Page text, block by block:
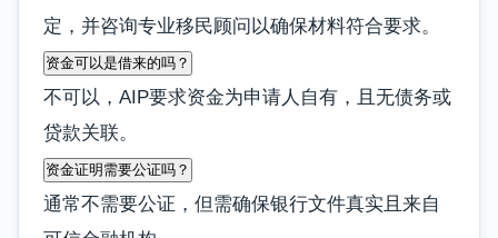
定，并咨询专业移民顾问以确保材料符合要求。
资金可以是借来的吗？
不可以，AIP要求资金为申请人自有，且无债务或
贷款关联。
资金证明需要公证吗？
通常不需要公证，但需确保银行文件真实且来自